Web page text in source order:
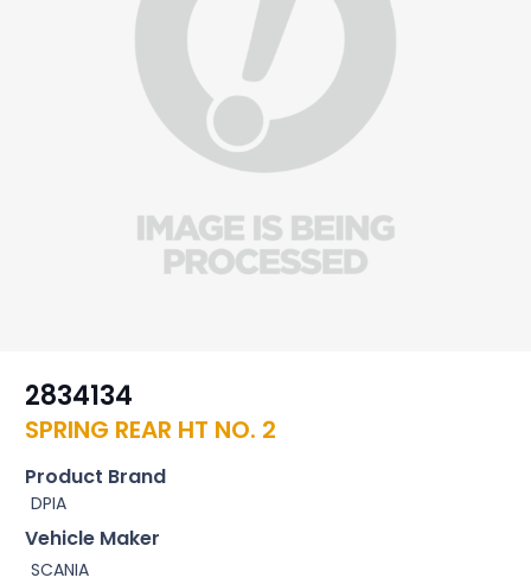
2834134
SPRING REAR HT NO. 2
Product Brand
DPIA
Vehicle Maker
SCANIA